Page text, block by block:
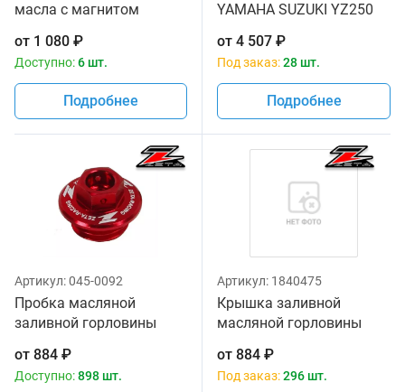
масла с магнитом
от 1 080 ₽
Доступно:6 шт.
Подробнее
YAMAHA SUZUKI YZ250
YZ250X 16-18 WRF250 01-
14 RMZ450 05-18
от 4 507 ₽
Под заказ:28 шт.
Подробнее
Артикул:045-0092
Пробка масляной
заливной горловины
2110
от 884 ₽
Доступно:898 шт.
Артикул: 1840475
Крышка заливной
масляной горловины
CR/CRF/CRF250L,YZ/YZF/
KLX Black
от 884 ₽
Под заказ:296 шт.